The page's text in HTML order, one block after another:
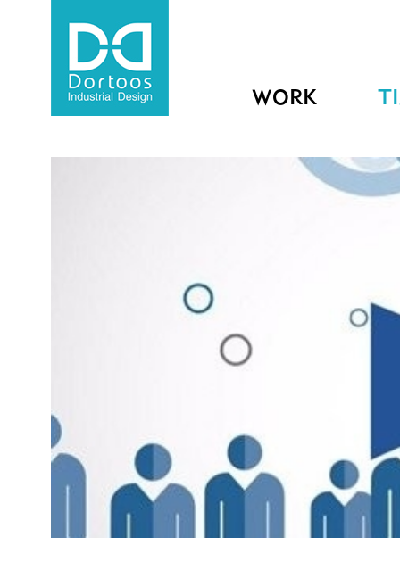
WORK